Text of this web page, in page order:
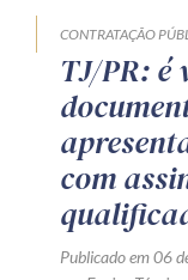
CONTRATAÇÃO
TJ/PR: é
com
Publicado em 06